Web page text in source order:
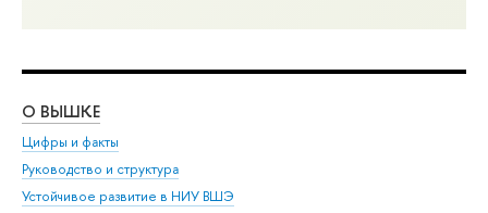
О ВЫШКЕ
Цифры и факты
Руководство и структура
Устойчивое развитие в НИУ ВШЭ